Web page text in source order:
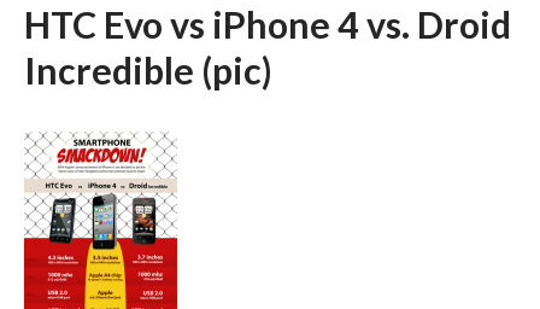
HTC Evo vs iPhone 4 vs. Droid
Incredible (pic)